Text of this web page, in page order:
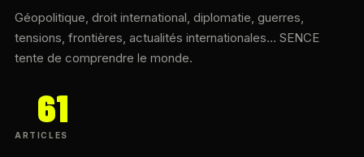
Géopolitique, droit international, diplomatie, guerres,
tensions, frontières, actualités internationales… SENCE
tente de comprendre le monde.
61
ARTICLES